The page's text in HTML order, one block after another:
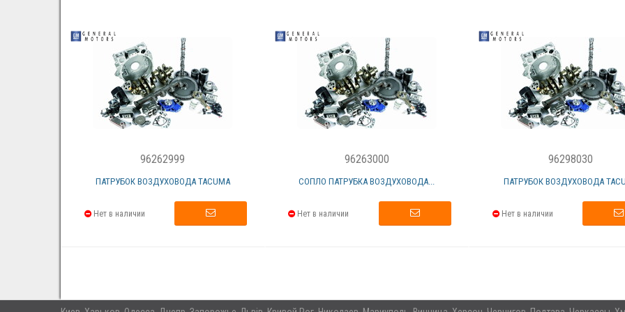
96262999
ПАТРУБОК ВОЗДУХОВОДА TACUMA
Нет в наличии
96263000
СОПЛО ПАТРУБКА ВОЗДУХОВОДА...
Нет в наличии
96298030
ПАТРУБОК ВОЗДУХОВОДА
Нет в наличии